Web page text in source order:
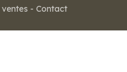
- Contact